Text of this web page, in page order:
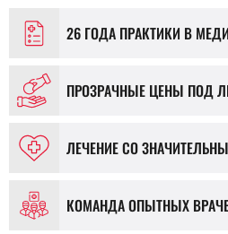
26 ГОДА ПРАКТИКИ В
ПРОЗРАЧНЫЕ ЦЕНЫ ПОД
ЛЕЧЕНИЕ СО
КОМАНДА ОПЫТНЫХ